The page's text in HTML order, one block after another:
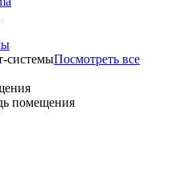
системыПосмотреть все
помещения